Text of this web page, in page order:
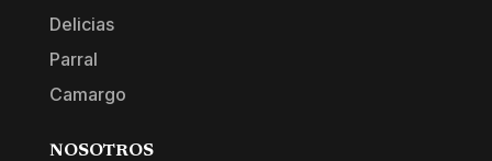
Delicias
Parral
Camargo
NOSOTROS